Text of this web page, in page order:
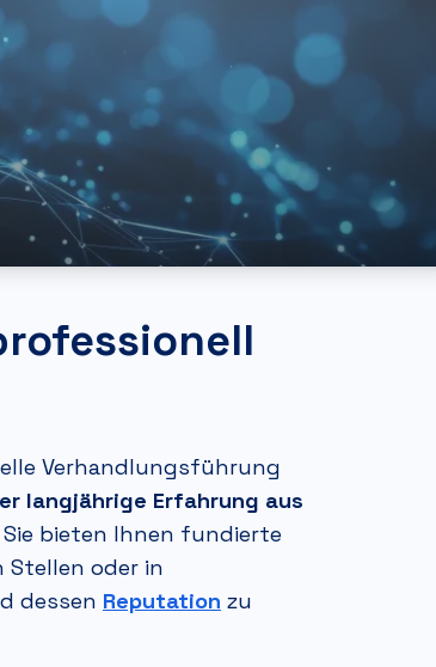
Verhandlungsführung
langjährige Erfahrung aus
Sie bieten Ihnen fundierte
Stellen oder in
dessen Reputation zu